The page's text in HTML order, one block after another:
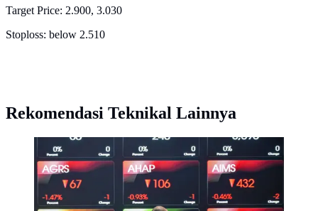
Target Price: 2.900, 3.030
Stoploss: below 2.510
Rekomendasi Teknikal Lainnya
Seorang pria melihat ponselnya di depan layar yang
menampilkan Indeks Harga Saham Gabungan (IHSG).
(BAY ISMOYO/AFP)